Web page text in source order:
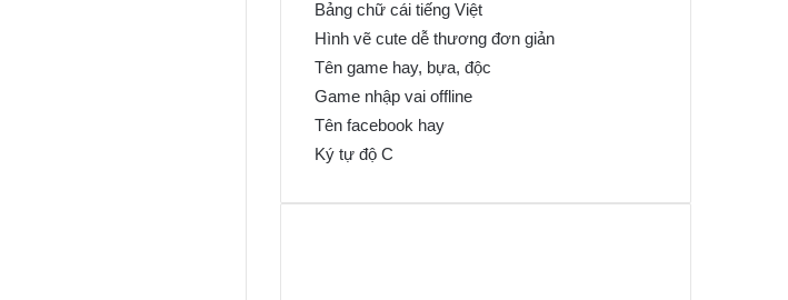
Bảng chữ cái tiếng Việt
Hình vẽ cute dễ thương đơn giản
Tên game hay, bựa, độc
Game nhập vai offline
Tên facebook hay
Ký tự độ C